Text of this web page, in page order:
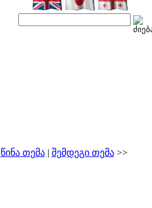
წინა თემა| შემდეგი თემა>>